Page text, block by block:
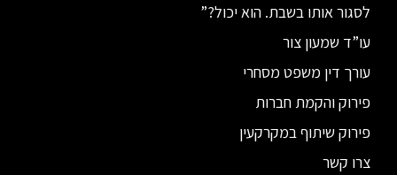
לסגור אותו בשבת. הוא יכול?”
עו”ד שמעון צור
עורך דין משפט מסחרי
פירוק והקמת חברות
פירוק שיתוף במקרקעין
צרו קשר